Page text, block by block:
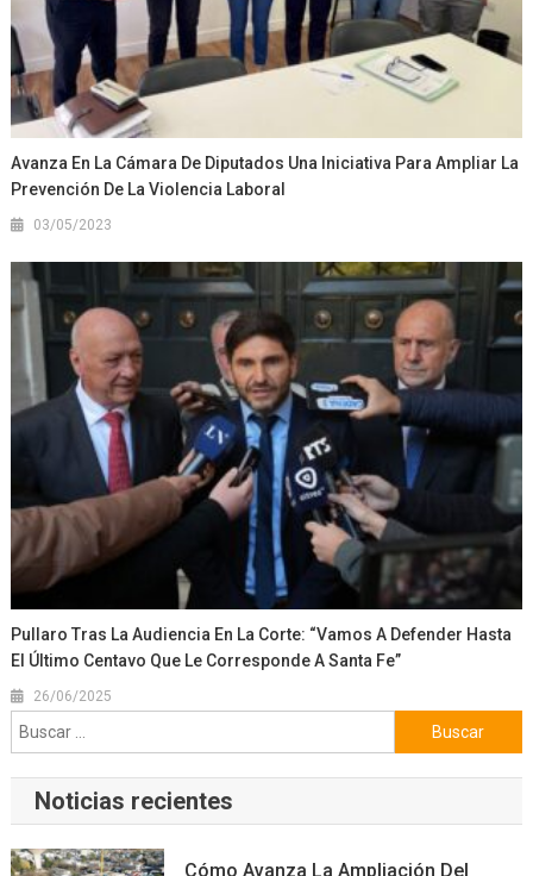
Avanza En La Cámara De Diputados Una Iniciativa Para Ampliar La
Prevención De La Violencia Laboral
03/05/2023
Pullaro Tras La Audiencia En La Corte: “Vamos A Defender Hasta
El Último Centavo Que Le Corresponde A Santa Fe”
26/06/2025
Buscar:
Noticias recientes
Cómo Avanza La Ampliación Del